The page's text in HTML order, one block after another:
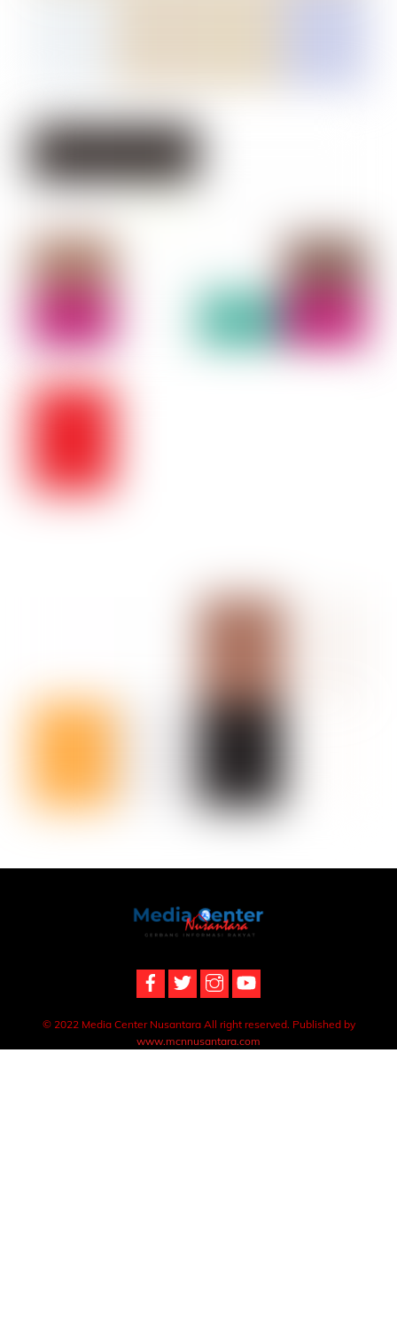
Back
To
© 2022 Media Center Nusantara All right reserved. Published by
www.mcnnusantara.com